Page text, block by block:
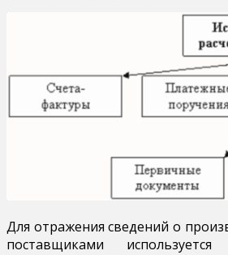
Для отражения сведений о
поставщиками